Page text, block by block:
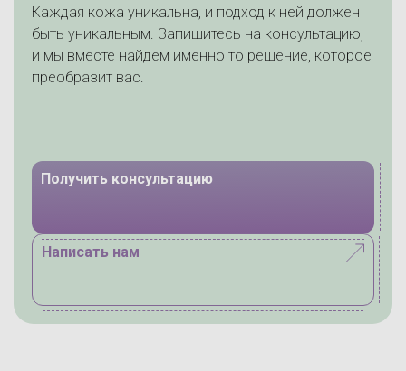
Каждая кожа уникальна, и подход к ней должен
быть уникальным. Запишитесь на консультацию,
и мы вместе найдем именно то решение, которое
преобразит вас.
Получить консультацию
Написать нам